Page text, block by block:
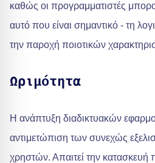
καθώς οι προγραμματιστές
αυτό που είναι σημαντικό - τη
την παροχή ποιοτικών
Ωριμότητα
Η ανάπτυξη διαδικτυακών
αντιμετώπιση των συνεχώς
χρηστών. Απαιτεί την κατασκευή